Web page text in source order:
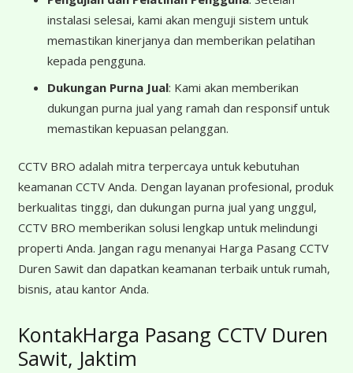
instalasi selesai, kami akan menguji sistem untuk
memastikan kinerjanya dan memberikan pelatihan
kepada pengguna.
Dukungan Purna Jual: Kami akan memberikan
dukungan purna jual yang ramah dan responsif untuk
memastikan kepuasan pelanggan.
CCTV BRO adalah mitra terpercaya untuk kebutuhan
keamanan CCTV Anda. Dengan layanan profesional, produk
berkualitas tinggi, dan dukungan purna jual yang unggul,
CCTV BRO memberikan solusi lengkap untuk melindungi
properti Anda. Jangan ragu menanyai Harga Pasang CCTV
Duren Sawit dan dapatkan keamanan terbaik untuk rumah,
bisnis, atau kantor Anda.
KontakHarga Pasang CCTV Duren
Sawit, Jaktim